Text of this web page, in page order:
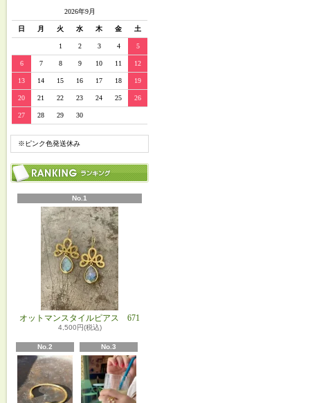
2026年9月
日 月 火 水 木 金 土
1 2 3 4 5
6 7 8 9 10 11 12
13 14 15 16 17 18 19
20 21 22 23 24 25 26
27 28 29 30
※ピンク色発送休み
No.1
オットマンスタイルピアス 671
4,500円(税込)
No.2 No.3